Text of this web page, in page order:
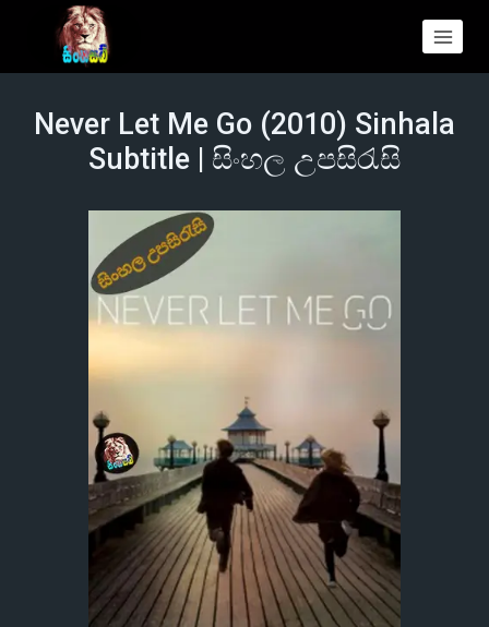
Never Let Me Go (2010) Sinhala
Subtitle | සිංහල උපසිරැසි